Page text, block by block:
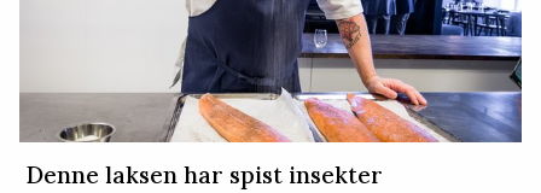
Denne laksen har spist insekter